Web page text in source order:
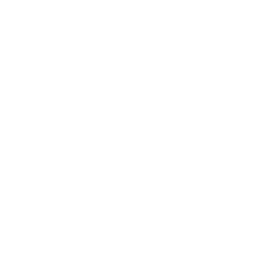
und menschliche Analysen unterstützt wird.
zu erfahren und eine Kaufentscheidung zu treffen. Jeder